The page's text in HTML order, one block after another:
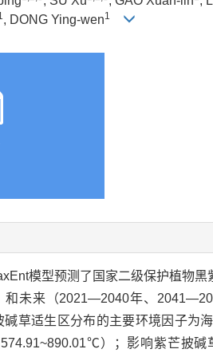
, DONG Ying-wen1
模型预测了国家二级保护植物黑
未来（2021—2040年、
碱草适生区分布的主要环境因子为
）；影响紫芒披